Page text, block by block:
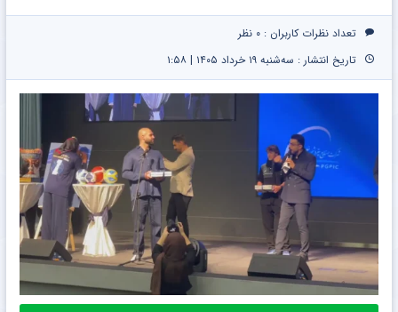
تعداد نظرات کاربران : ۰ نظر
تاریخ انتشار : سه‌شنبه ۱۹ خرداد ۱۴۰۵ | ۱:۵۸